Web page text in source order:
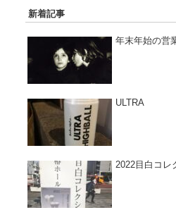
新着記事
年末年始の営
ULTRA
2022目白コレ